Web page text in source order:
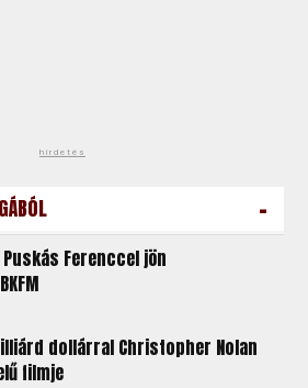
hirdetés
-
Ferenccel jön
dollárral Christopher Nolan
filmje